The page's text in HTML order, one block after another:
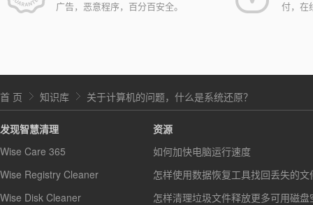
广告，恶意程序，百分百安全。
付，在
首 页 知识库 关于计算机的问题，什么是系统还原？
发现智慧清理
Wise Care 365
Wise Registry Cleaner
Wise Disk Cleaner
资源
如何加快电脑运行速度
怎样使用数据恢复工具找回丢失的文
怎样清理垃圾文件释放更多可用磁盘